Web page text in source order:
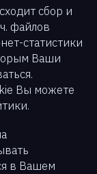
сбор и
файлов
статистики
Ваши
Вы можете
в Вашем